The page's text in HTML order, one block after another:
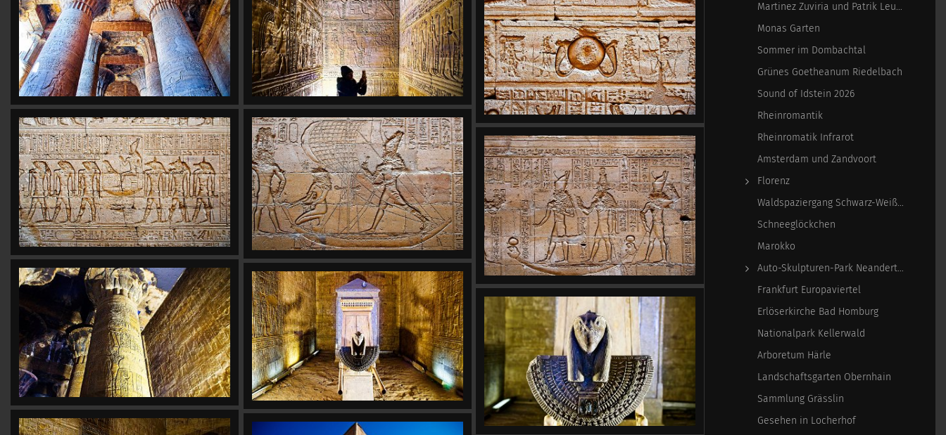
Martinez Zuviria und Patrik Leuschner
Monas Garten
Sommer im Dombachtal
Grünes Goetheanum Riedelbach
Sound of Idstein 2026
Rheinromantik
Rheinromatik Infrarot
Amsterdam und Zandvoort
Florenz
Waldspaziergang Schwarz-Weiß-Infrarot
Schneeglöckchen
Marokko
Auto-Skulpturen-Park Neandertal
Frankfurt Europaviertel
Erlöserkirche Bad Homburg
Nationalpark Kellerwald
Arboretum Härle
Landschaftsgarten Obernhain
Sammlung Grässlin
Gesehen in Locherhof